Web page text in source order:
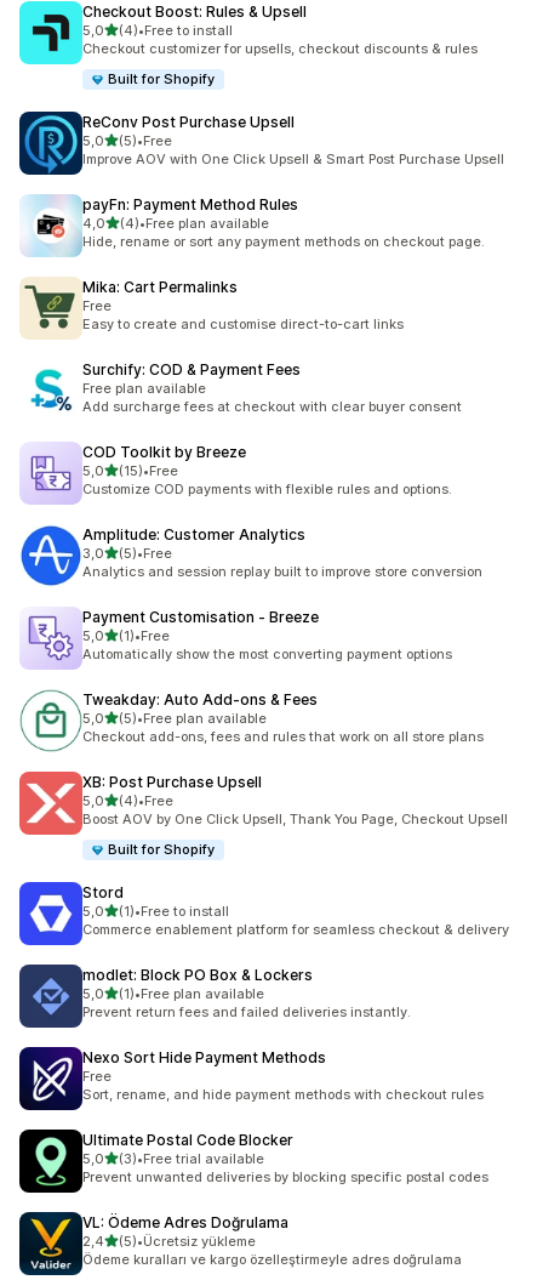
Checkout Boost: Rules & Upsell
5,05 yıldız üzerinden
(4)
toplam 4 değerlendirme
•Free to install
Checkout customizer for upsells, checkout discounts & rules
Built for Shopify
ReConv Post Purchase Upsell
5,05 yıldız üzerinden
(5)
toplam 5 değerlendirme
•Free
Improve AOV with One Click Upsell & Smart Post Purchase Upsell
payFn: Payment Method Rules
4,05 yıldız üzerinden
(4)
toplam 4 değerlendirme
•Free plan available
Hide, rename or sort any payment methods on checkout page.
Mika: Cart Permalinks
Free
Easy to create and customise direct-to-cart links
Surchify: COD & Payment Fees
Free plan available
Add surcharge fees at checkout with clear buyer consent
COD Toolkit by Breeze
5,05 yıldız üzerinden
(15)
toplam 15 değerlendirme
•Free
Customize COD payments with flexible rules and options.
Amplitude: Customer Analytics
3,05 yıldız üzerinden
(5)
toplam 5 değerlendirme
•Free
Analytics and session replay built to improve store conversion
Payment Customisation ‑ Breeze
5,05 yıldız üzerinden
(1)
toplam 1 değerlendirme
•Free
Automatically show the most converting payment options
Tweakday: Auto Add‑ons & Fees
5,05 yıldız üzerinden
(5)
toplam 5 değerlendirme
•Free plan available
Checkout add-ons, fees and rules that work on all store plans
XB: Post Purchase Upsell
5,05 yıldız üzerinden
(4)
toplam 4 değerlendirme
•Free
Boost AOV by One Click Upsell, Thank You Page, Checkout Upsell
Built for Shopify
Stord
5,05 yıldız üzerinden
(1)
toplam 1 değerlendirme
•Free to install
Commerce enablement platform for seamless checkout & delivery
modlet: Block PO Box & Lockers
5,05 yıldız üzerinden
(1)
toplam 1 değerlendirme
•Free plan available
Prevent return fees and failed deliveries instantly.
Nexo Sort Hide Payment Methods
Free
Sort, rename, and hide payment methods with checkout rules
Ultimate Postal Code Blocker
5,05 yıldız üzerinden
(3)
toplam 3 değerlendirme
•Free trial available
Prevent unwanted deliveries by blocking specific postal codes
VL: Ödeme Adres Doğrulama
2,45 yıldız üzerinden
(5)
toplam 5 değerlendirme
•Ücretsiz yükleme
Ödeme kuralları ve kargo özelleştirmeyle adres doğrulama